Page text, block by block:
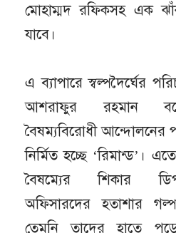
মোহাম্মদ রফিকসহ এক
যাবে।
এ ব্যাপারে স্বল্পদৈর্ঘের
আশরাফুর রহমান
বৈষম্যবিরোধী আন্দোলনের
নির্মিত হচ্ছে ‘রিমান্ড’।
বৈষম্যের শিকার
অফিসারদের হতাশার
তেমনি তাদের হাতে